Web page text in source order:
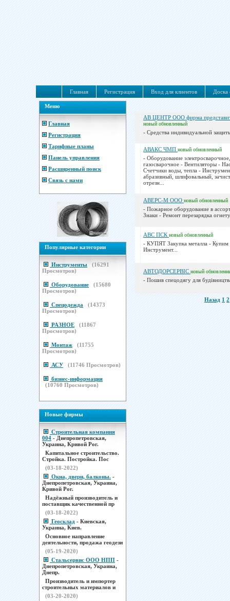
Главная Регистрация Вход для клиентов Доска
Меню
Главная
Регистрация
Тарифные планы
Панель управления
Расширенный поиск
Связь с нами
Популярные категории
Инструменты (16291
Просмотров)
Оборудование (15680
Просмотров)
Спецодежда (14373
Просмотров)
РАЗНОЕ (11867
Просмотров)
Монтаж (11755
Просмотров)
АСУ (11746 Просмотров)
бизнес-информация
(10760 Просмотров)
Новые фирмы
Строительная компания
004 - Днепропетровская,
Украина, Кривой Рог.
Капитальное строительство.
Стройка. Постройка. Пос
(03-18-2022)
Окна, двери, балконы. -
Днепропетровская, Украина,
Кривой Рог.
Надёжный производитель и
поставщик качественной пр
(03-18-2022)
Геосклад - Киевская,
Украина, Киев.
Основное направление
деятельности, продажа геодези
(05-19-2020)
Стальсервис ООО НПП -
Днепропетровская, Украина,
Днепр.
Производитель и импортер
строительных материалов и
(03-20-2020)
АВ ЦЕНТР ООО фирма
новый обновленный
- Средства индивидуальной
АВАКС ЧМП новый обновленный
- Оборудование электросварочное,
газосварочное - Вентиляторы -
Счетчики воды, тепла -
абразивный, шлифовальный,
отрезн...
АВЕРС-М ООО новый обновленный
- Пожарное оборудование в
Знаки - Ремонт перезарядка
АВС ПСК новый обновленный
- КУПЯТ Закупка металла - Купим
Инструмент...
АВТОДОРСЕРВІС новый
- Пошив спецодягу для
Назад 1 2